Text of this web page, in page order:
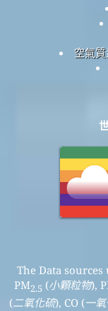
空氣
The Data
PM2.5 (小顆粒物),
(二氧化硫), CO (一